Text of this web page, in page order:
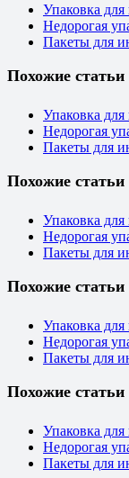
Упаковка для
Недорогая
Пакеты для
Похожие статьи
Упаковка для
Недорогая
Пакеты для
Похожие статьи
Упаковка для
Недорогая
Пакеты для
Похожие статьи
Упаковка для
Недорогая
Пакеты для
Похожие статьи
Упаковка для
Недорогая
Пакеты для